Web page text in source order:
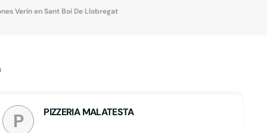
Verin en Sant Boi De Llobregat
P PIZZERIA MALATESTA